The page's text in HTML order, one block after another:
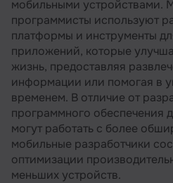
Карьерный рост
Какие зарплаты у
приложений?
Плюсы и минусы
Рекомендуем
разработке мобильных
Как стать
приложений
Несколько советов
разработчиков
мобильными устройствами.
программисты используют
платформы и инструменты
приложений, которые
жизнь, предоставляя
информации или помогая в
временем. В отличие от
программного обеспечения
могут работать с более
мобильные разработчики
оптимизации
меньших устройств.